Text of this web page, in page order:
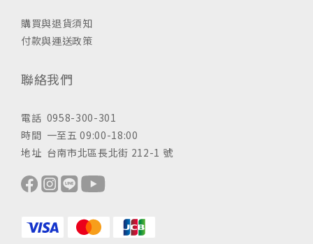
購買與退貨須知
付款與運送政策
聯絡我們
電話 0958-300-301
時間 一至五 09:00-18:00
地址 台南市北區長北街 212-1 號